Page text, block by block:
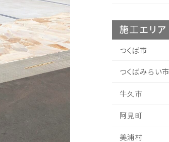
施工エリア
つくば市
つくばみらい市
牛久市
阿見町
美浦村